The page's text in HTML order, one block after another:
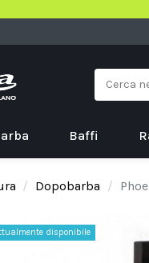
Baffi
Dopobarba
disponibile